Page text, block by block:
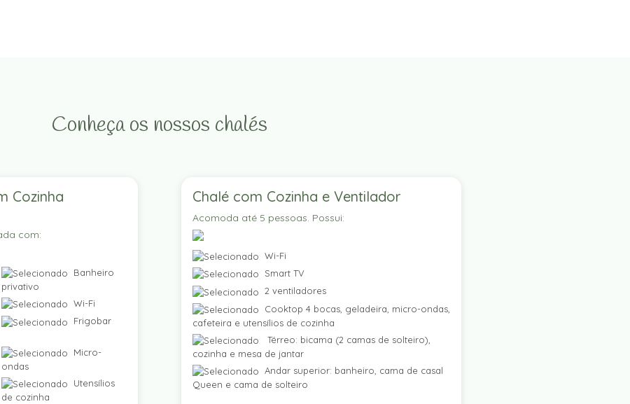
Conheça os nossos chalés
Cozinha
com:
Banheiro
privativo
Wi-Fi
Frigobar
Micro-
ondas
Utensílios
de cozinha
Chalé com Cozinha e Ventilador
Acomoda até 5 pessoas. Possui:
Wi-Fi
Smart TV
2 ventiladores
Cooktop 4 bocas, geladeira, micro-ondas,
cafeteira e utensílios de cozinha
Térreo: bicama (2 camas de solteiro),
cozinha e mesa de jantar
Andar superior: banheiro, cama de casal
Queen e cama de solteiro